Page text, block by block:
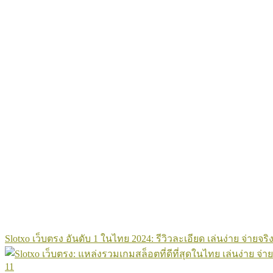
Slotxo เว็บตรง อันดับ 1 ในไทย 2024: รีวิวละเอียด เล่นง่าย จ่ายจริ
11